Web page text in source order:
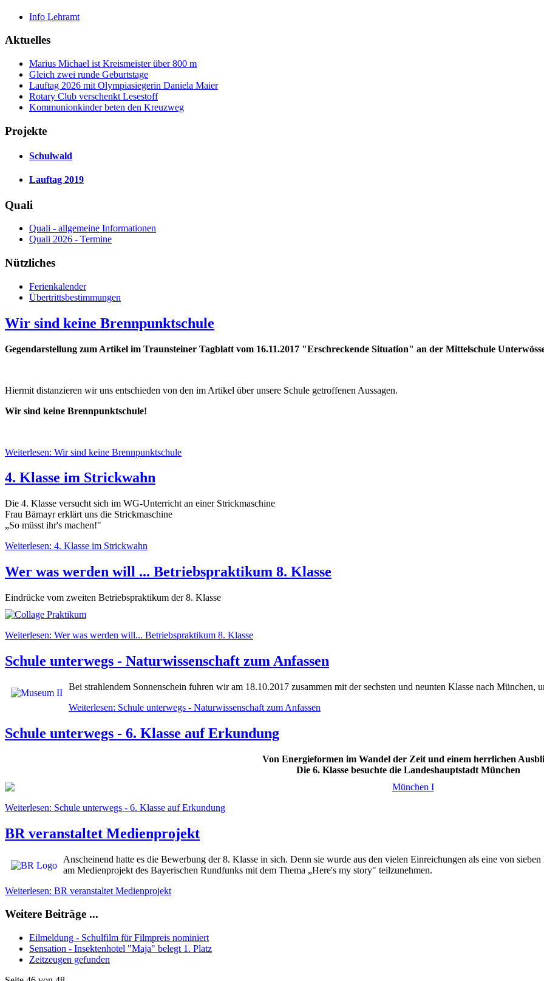
Info Lehramt
Aktuelles
Marius Michael ist Kreismeister über 800 m
Gleich zwei runde Geburtstage
Lauftag 2026 mit Olympiasiegerin Daniela Maier
Rotary Club verschenkt Lesestoff
Kommunionkinder beten den Kreuzweg
Projekte
Schulwald
Lauftag 2019
Quali
Quali - allgemeine Informationen
Quali 2026 - Termine
Nützliches
Ferienkalender
Übertrittsbestimmungen
Wir sind keine Brennpunktschule
Gegendarstellung zum Artikel im Traunsteiner Tagblatt vom 16.11.2017 "Erschreckende Situation" an der Mittelschule
Hiermit distanzieren wir uns entschieden von den im Artikel über unsere Schule getroffenen Aussagen.
Wir sind keine Brennpunktschule!
Weiterlesen: Wir sind keine Brennpunktschule
4. Klasse im Strickwahn
Die 4. Klasse versucht sich im WG-Unterricht an einer Strickmaschine
Frau Bämayr erklärt uns die Strickmaschine
„So müsst ihr's machen!"
Weiterlesen: 4. Klasse im Strickwahn
Wer was werden will ... Betriebspraktikum 8. Klasse
Eindrücke vom zweiten Betriebspraktikum der 8. Klasse
Weiterlesen: Wer was werden will... Betriebspraktikum 8. Klasse
Schule unterwegs - Naturwissenschaft zum Anfassen
Bei strahlendem Sonnenschein fuhren wir am 18.10.2017 zusammen mit der sechsten und neunten Klasse nach München,
Weiterlesen: Schule unterwegs - Naturwissenschaft zum Anfassen
Schule unterwegs - 6. Klasse auf Erkundung
Von Energieformen im Wandel der Zeit und einem herrlichen
Die 6. Klasse besuchte die Landeshauptstadt München
Weiterlesen: Schule unterwegs - 6. Klasse auf Erkundung
BR veranstaltet Medienprojekt
Anscheinend hatte es die Bewerbung der 8. Klasse in sich. Denn sie wurde aus den vielen Einreichungen als eine von
am Medienprojekt des Bayerischen Rundfunks mit dem Thema „Here's my story" teilzunehmen.
Weiterlesen: BR veranstaltet Medienprojekt
Weitere Beiträge ...
Eilmeldung - Schulfilm für Filmpreis nominiert
Sensation - Insektenhotel "Maja" belegt 1. Platz
Zeitzeugen gefunden